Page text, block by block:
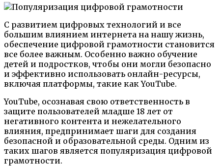
С развитием цифровых технологий и все
большим влиянием интернета на нашу жизнь,
обеспечение цифровой грамотности становится
все более важным. Особенно важно обучение
детей и подростков, чтобы они могли безопасно
и эффективно использовать онлайн-ресурсы,
включая платформы, такие как YouTube.
YouTube, осознавая свою ответственность в
защите пользователей младше 18 лет от
негативного контента и нежелательного
влияния, предпринимает шаги для создания
безопасной и образовательной среды. Одним из
таких шагов является популяризация цифровой
грамотности.